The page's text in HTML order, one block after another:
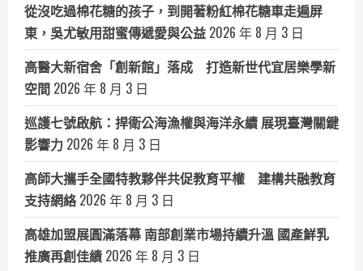
從沒吃過棉花糖的孩子，到開著粉紅棉花糖車走遍屏
東，吳尤敏用甜蜜傳遞愛與公益 2026 年 8 月 3 日
高醫大新宿舍「創新館」落成 打造新世代宜居樂學新
空間 2026 年 8 月 3 日
巡護七號啟航：捍衛公海漁權與海洋永續 展現臺灣關鍵
影響力 2026 年 8 月 3 日
高師大攜手全國特教夥伴共促教育平權 建構共融教育
支持網絡 2026 年 8 月 3 日
高雄加盟展圓滿落幕 南部創業市場持續升溫 國產鮮乳
推廣再創佳績 2026 年 8 月 3 日